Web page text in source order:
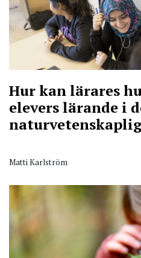
Hur kan lärares
elevers lärande i
Matti Karlström